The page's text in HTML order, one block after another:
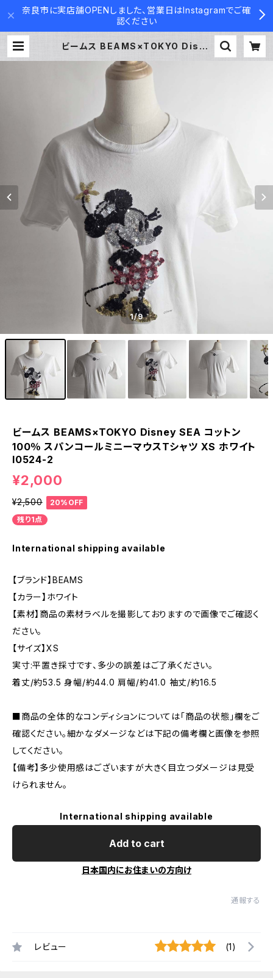
奈良市に実店舗OPENしました、営業日はInstagramでご確
認ください
ビームス BEAMS×TOKYO Disne
ミニーマウスTシャツ XS ホワイト l0
524-2 | Used Clothing Contai
1/9
ビームス BEAMS×TOKYO Disney SEA コットン
100％ スパンコールミニーマウスTシャツ XS ホワイト
l0524-2
¥2,000
¥2,500
20%OFF
残り1点
International shipping available
【ブランド】BEAMS
【カラー】ホワイト
【素材】商品の素材ラベルを撮影しておりますので画像でご確認く
ださい。
【サイズ】XS
実寸:平置き採寸です、多少の誤差はご了承ください。
着丈/約53.5 身幅/約44.0 肩幅/約41.0 袖丈/約16.5
■商品の全体的なコンディションについては「商品の状態」欄をご
確認ください。細かなダメージなどは下記の備考欄と画像を参照
してください。
【備考】多少使用感はございますが大きく目立つダメージは見受
けられません。
International shipping available
Add to cart
日本国内にお住まいの方向け
通報する
レビュー (1)